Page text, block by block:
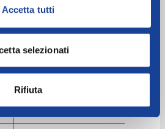
Accetta tutti
selezionati
Rifiuta
Energia
BT altri usi